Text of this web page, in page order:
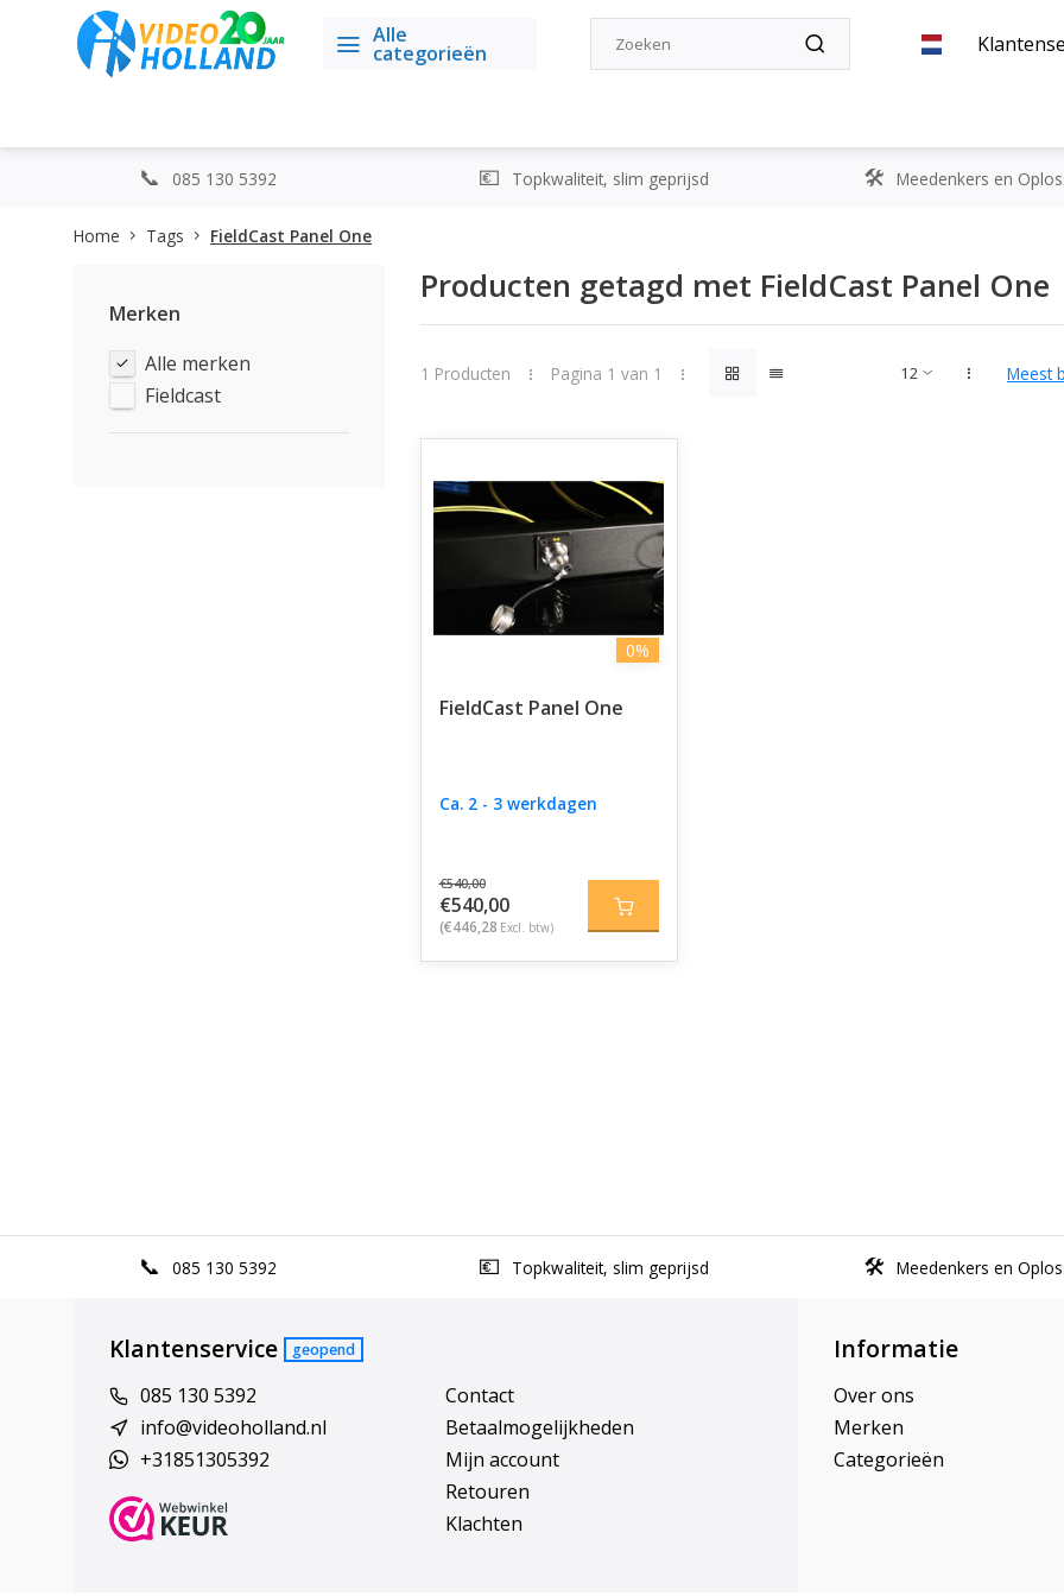
Alle
categorieën
085 130 5392 Topkwaliteit, slim geprijsd Meedenkers en
Home Tags FieldCast Panel One
Merken
Alle merken
Fieldcast
Producten getagd met FieldCast Panel One
1 Producten Pagina 1 van 1 Meest
0%
FieldCast Panel One
Ca. 2 - 3 werkdagen
€540,00
€540,00
(€446,28 Excl. btw)
085 130 5392 Topkwaliteit, slim geprijsd Meedenkers en
Klantenservice geopend
085 130 5392
info@videoholland.nl
+31851305392
Contact
Betaalmogelijkheden
Mijn account
Retouren
Klachten
Informatie
Over ons
Merken
Categorieën